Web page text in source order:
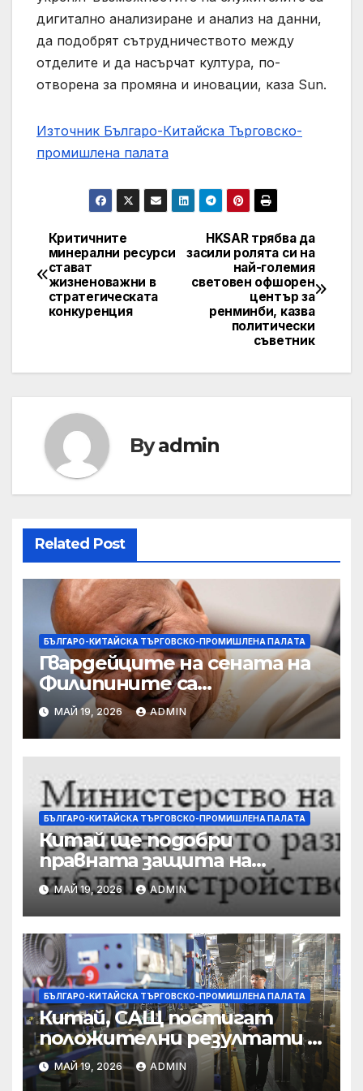
дигитално анализиране и анализ на данни,
да подобрят сътрудничеството между
отделите и да насърчат култура, по-
отворена за промяна и иновации, каза Sun.
Източник Българо-Китайска Търговско-
промишлена палaта
Навигация
HKSAR трябва да
засили ролята си на
най-големия
световен офшорен
център за
ренминби, казва
политически
съветник
Критичните
минерални ресурси
стават
жизненоважни в
стратегическата
конкуренция
Byadmin
Related Post
БЪЛГАРО-КИТАЙСКА ТЪРГОВСКО-ПРОМИШЛЕНА ПАЛAТА
Гвардейците на сената на
Филипините са
разследвани за стрелба,
докато сенаторът беглец
бяга
МАЙ 19, 2026 ADMIN
БЪЛГАРО-КИТАЙСКА ТЪРГОВСКО-ПРОМИШЛЕНА ПАЛAТА
Китай ще подобри
правната защита на
предприятията, ще се
съсредоточи върху
борбата с
корпоративната
престъпност
МАЙ 19, 2026 ADMIN
БЪЛГАРО-КИТАЙСКА ТЪРГОВСКО-ПРОМИШЛЕНА ПАЛAТА
Китай, САЩ постигат
положителни резултати в
икономическите и
търговски консултации:
МАЙ 19, 2026 ADMIN